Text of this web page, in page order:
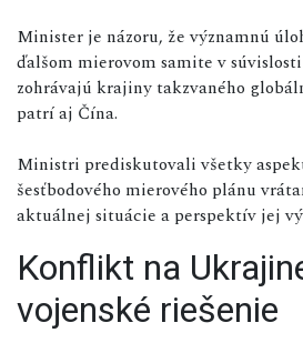
Minister je názoru, že významnú
ďalšom mierovom samite v
zohrávajú krajiny takzvaného
patrí aj Čína.
Ministri prediskutovali všetky
šesťbodového mierového plánu
aktuálnej situácie a perspektív jej
Konflikt na
vojenské riešenie